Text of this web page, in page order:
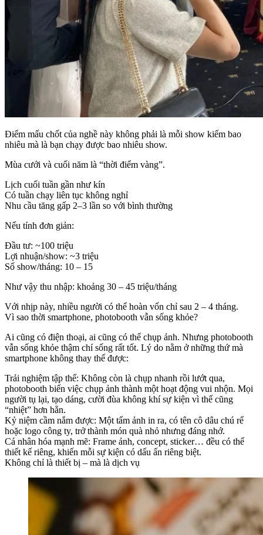
Điểm mấu chốt của nghề này không phải là mỗi show kiếm bao
nhiêu mà là bạn chạy được bao nhiêu show.
Mùa cưới và cuối năm là “thời điểm vàng”.
Lịch cuối tuần gần như kín
Có tuần chạy liên tục không nghỉ
Nhu cầu tăng gấp 2–3 lần so với bình thường
Nếu tính đơn giản:
Đầu tư: ~100 triệu
Lợi nhuận/show: ~3 triệu
Số show/tháng: 10 – 15
Như vậy thu nhập: khoảng 30 – 45 triệu/tháng
Với nhịp này, nhiều người có thể hoàn vốn chỉ sau 2 – 4 tháng.
Vì sao thời smartphone, photobooth vẫn sống khỏe?
Ai cũng có điện thoại, ai cũng có thể chụp ảnh. Nhưng photobooth
vẫn sống khỏe thậm chí sống rất tốt. Lý do nằm ở những thứ mà
smartphone không thay thế được:
Trải nghiệm tập thể: Không còn là chụp nhanh rồi lướt qua,
photobooth biến việc chụp ảnh thành một hoạt động vui nhộn. Mọi
người tụ lại, tạo dáng, cười đùa không khí sự kiện vì thế cũng
“nhiệt” hơn hẳn.
Kỷ niệm cầm nắm được: Một tấm ảnh in ra, có tên cô dâu chú rể
hoặc logo công ty, trở thành món quà nhỏ nhưng đáng nhớ.
Cá nhân hóa mạnh mẽ: Frame ảnh, concept, sticker… đều có thể
thiết kế riêng, khiến mỗi sự kiện có dấu ấn riêng biệt.
Không chỉ là thiết bị – mà là dịch vụ